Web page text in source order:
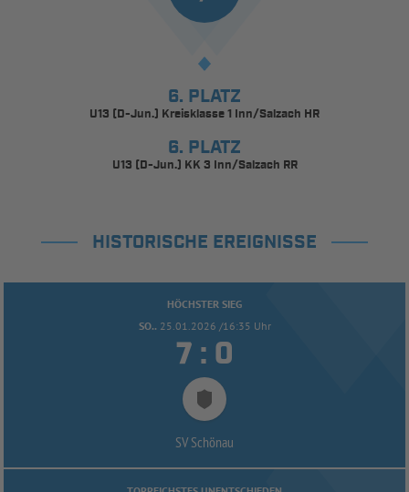
6. PLATZ
U13 (D-Jun.) Kreisklasse 1 Inn/Salzach HR
6. PLATZ
U13 (D-Jun.) KK 3 Inn/Salzach RR
HISTORISCHE EREIGNISSE
HÖCHSTER SIEG
SO.. 25.01.2026 /16:35 Uhr
 : 
SV Schönau